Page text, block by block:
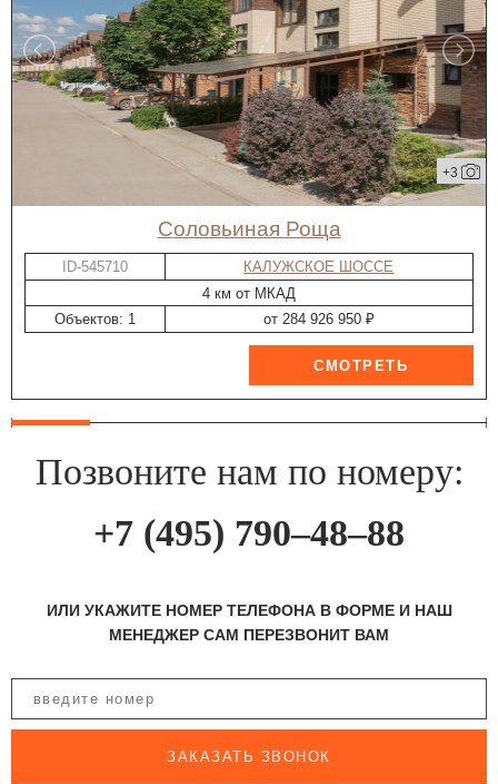
+3
Соловьиная Роща
ID-545710
КАЛУЖСКОЕ ШОССЕ
4 км от МКАД
Объектов: 1
от 284 926 950 ₽
Позвоните нам по номеру:
+7 (495) 790–48–88
ИЛИ УКАЖИТЕ НОМЕР ТЕЛЕФОНА В ФОРМЕ И НАШ
МЕНЕДЖЕР САМ ПЕРЕЗВОНИТ ВАМ
ЗАКАЗАТЬ ЗВОНОК